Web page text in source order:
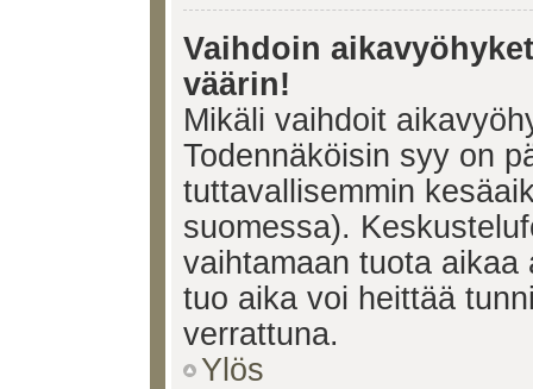
Vaihdoin
väärin!
Mikäli vaihdoit
Todennäköisin syy on
tuttavallisemmin
suomessa).
vaihtamaan tuota
tuo aika voi heittää
verrattuna.
Ylös